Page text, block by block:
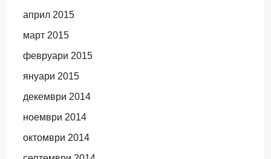
април 2015
март 2015
февруари 2015
януари 2015
декември 2014
ноември 2014
октомври 2014